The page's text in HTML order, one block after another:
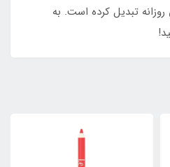
تبدیل کرده است. به